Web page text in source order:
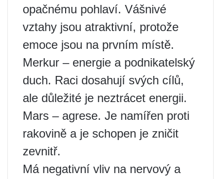
opačnému pohlaví. Vášnivé
vztahy jsou atraktivní, protože
emoce jsou na prvním místě.
Merkur – energie a podnikatelský
duch. Raci dosahují svých cílů,
ale důležité je neztrácet energii.
Mars – agrese. Je namířen proti
rakovině a je schopen je zničit
zevnitř.
Má negativní vliv na nervový a